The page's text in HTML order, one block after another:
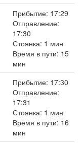
Прибытие: 17:29
Отправление:
17:30
Стоянка: 1 мин
Время в пути: 15
мин
Прибытие: 17:30
Отправление:
17:31
Стоянка: 1 мин
Время в пути: 16
мин